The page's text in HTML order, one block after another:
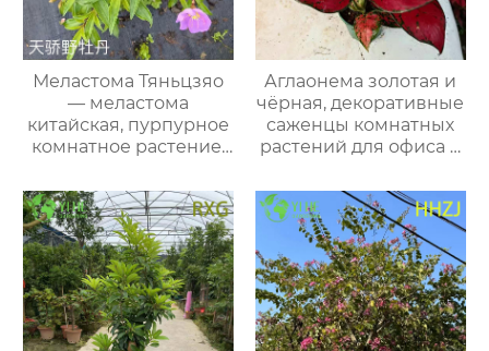
Меластома Тяньцзяо
— меластома
китайская, пурпурное
комнатное растение,
Аглаонема золотая и
чёрная, декоративные
саженцы комнатных
растений для офиса и